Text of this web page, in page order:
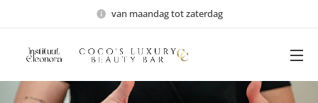
van maandag tot zaterdag